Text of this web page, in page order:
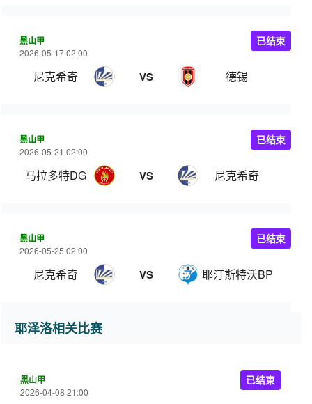
黑山甲
2026-05-17 02:00
尼克希奇 VS 德锡
已结束
黑山甲
2026-05-21 02:00
马拉多特DG VS 尼克希奇
已结束
黑山甲
2026-05-25 02:00
尼克希奇 VS 耶汀斯特沃BP
已结束
耶泽洛相关比赛
黑山甲
2026-04-08 21:00
已结束